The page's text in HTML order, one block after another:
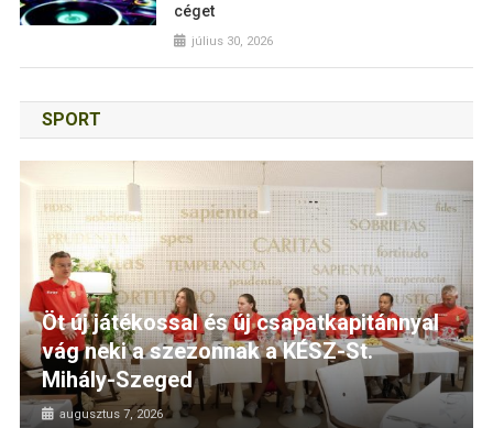
céget
július 30, 2026
SPORT
Öt új játékossal és új csapatkapitánnyal
vág neki a szezonnak a KÉSZ-St.
Mihály-Szeged
augusztus 7, 2026